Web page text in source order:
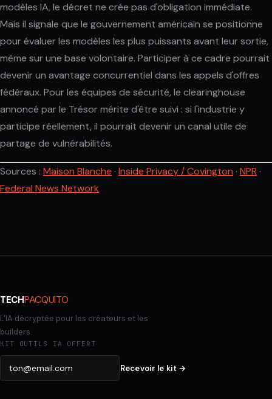
modèles IA, le décret ne crée pas d'obligation immédiate.
Mais il signale que le gouvernement américain se positionne
pour évaluer les modèles les plus puissants avant leur sortie,
même sur une base volontaire. Participer à ce cadre pourrait
devenir un avantage concurrentiel dans les appels d'offres
fédéraux. Pour les équipes de sécurité, le clearinghouse
annoncé par le Trésor mérite d'être suivi : si l'industrie y
participe réellement, il pourrait devenir un canal utile de
partage de vulnérabilités.
Sources : Maison Blanche · Inside Privacy / Covington · NPR ·
Federal News Network
TECHPACQUITO
L'IA décryptée pour les créateurs et les
builders.
KIT OUTILS IA OFFERT
Recevoir le kit →